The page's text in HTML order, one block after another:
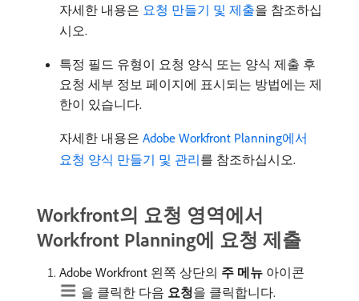
자세한 내용은 요청 만들기 및 제출을 참조하십
시오.
특정 필드 유형이 요청 양식 또는 양식 제출 후
요청 세부 정보 페이지에 표시되는 방법에는 제
한이 있습니다.
자세한 내용은 Adobe Workfront Planning에서
요청 양식 만들기 및 관리를 참조하십시오.
Workfront의 요청 영역에서
Workfront Planning에 요청 제출
Adobe Workfront 왼쪽 상단의 주 메뉴 아이콘
을 클릭한 다음 요청​을 클릭합니다.